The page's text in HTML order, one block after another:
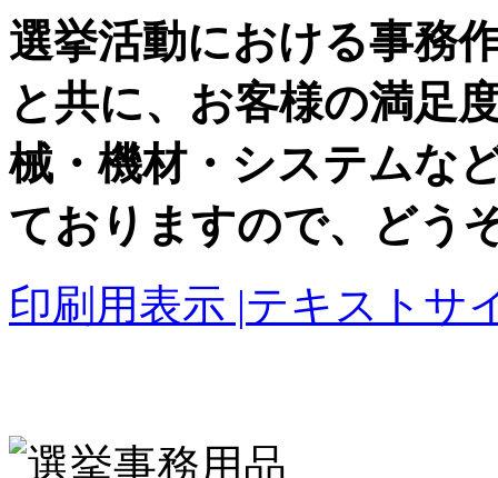
選挙活動における事務
と共に、お客様の満足
械・機材・システムな
ておりますので、どう
印刷用表示 |テキストサ